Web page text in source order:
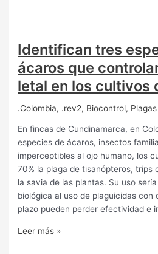
Identifican tres
ácaros que
letal en los cultivos
.Colombia, .rev2, Biocontrol, Plagas
En fincas de Cundinamarca, en
especies de ácaros, insectos
imperceptibles al ojo humano, los
70% la plaga de tisanópteros, trips
la savia de las plantas. Su uso
biológica al uso de plaguicidas con
plazo pueden perder efectividad e
Leer más »